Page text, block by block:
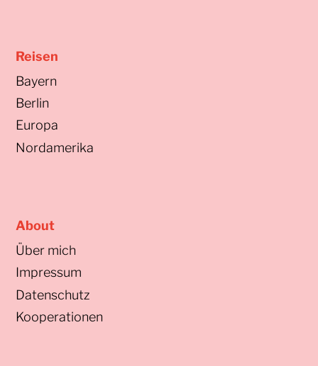
Reisen
Bayern
Berlin
Europa
Nordamerika
About
Über mich
Impressum
Datenschutz
Kooperationen